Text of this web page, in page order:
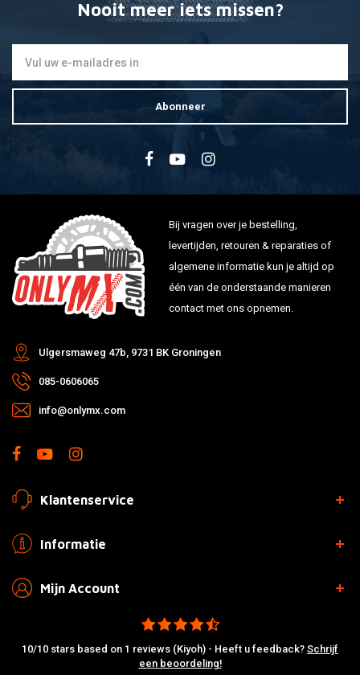
Nooit meer iets missen?
Abonneer
Bij vragen over je bestelling,
levertijden, retouren & reparaties of
algemene informatie kun je altijd op
één van de onderstaande manieren
contact met ons opnemen.
Ulgersmaweg 47b, 9731 BK Groningen
085-0606065
info@onlymx.com
Klantenservice
Informatie
Mijn Account
10/10 stars based on 1 reviews (Kiyoh) - Heeft u feedback? Schrijf
een beoordeling!